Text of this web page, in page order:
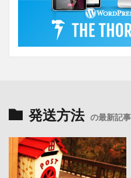
発送方法 の最新記事